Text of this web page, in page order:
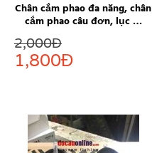
Chân cắm phao đa năng, chân
cắm phao câu đơn, lục …
2,000Đ
1,800Đ